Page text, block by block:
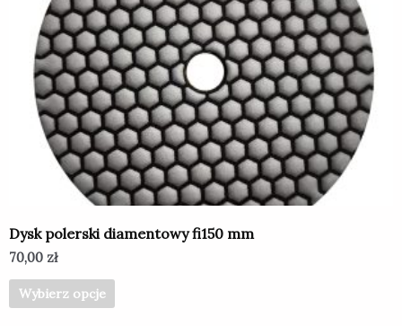
Dysk polerski diamentowy fi150 mm
70,00 zł
Wybierz opcje
wiele
wariantów.
Opcje
można
wybrać